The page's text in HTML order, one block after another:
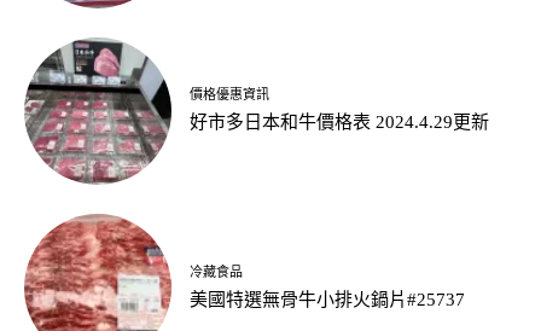
價格優惠資訊
好市多日本和牛價格表 2024.4.29更新
冷藏食品
美國特選無骨牛小排火鍋片#25737